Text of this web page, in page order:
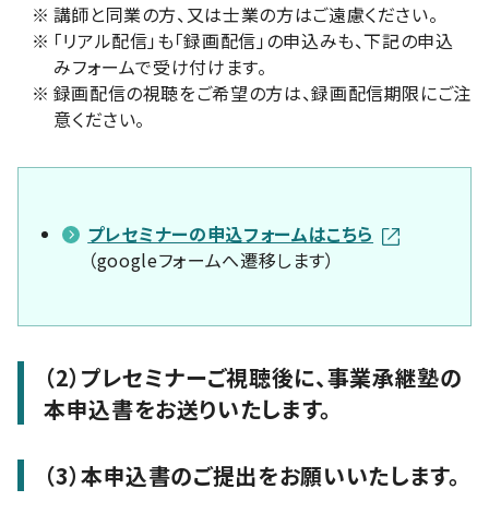
※ 講師と同業の方、又は士業の方はご遠慮ください。
※ 「リアル配信」も「録画配信」の申込みも、下記の申込
みフォームで受け付けます。
※ 録画配信の視聴をご希望の方は、録画配信期限にご注
意ください。
プレセミナーの申込フォームはこちら
（googleフォームへ遷移します）
（2）プレセミナーご視聴後に、事業承継塾の
本申込書をお送りいたします。
（3）本申込書のご提出をお願いいたします。